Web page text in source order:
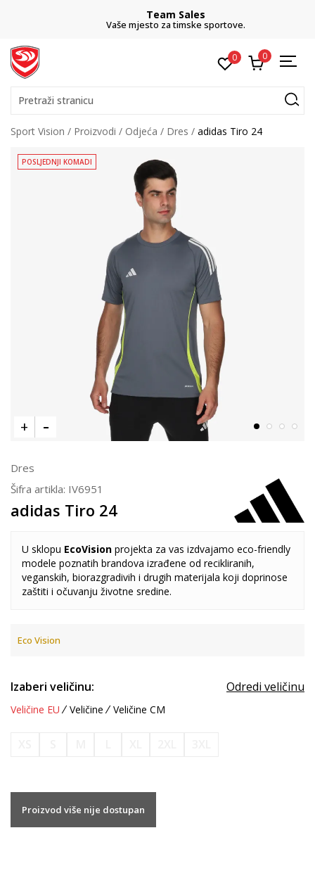
Team Sales
Vaše mjesto za timske sportove.
0 0
Pretraži stranicu
Sport Vision Proizvodi Odjeća Dres adidas Tiro 24
POSLJEDNJI KOMADI
Dres
Šifra artikla: IV6951
adidas Tiro 24
U sklopu EcoVision projekta za vas izdvajamo eco-friendly
modele poznatih brandova izrađene od recikliranih,
veganskih, biorazgradivih i drugih materijala koji doprinose
zaštiti i očuvanju životne sredine.
Eco Vision
Izaberi veličinu: Odredi veličinu
Veličine EU Veličine Veličine CM
Proizvod više nije dostupan